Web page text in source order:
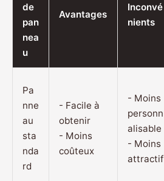
de
pan
nea
u
Avantages
Inconvé
nients
Pa
nne
au
sta
nda
rd
- Facile à
obtenir
- Moins
coûteux
- Moins
personn
alisable
- Moins
attractif